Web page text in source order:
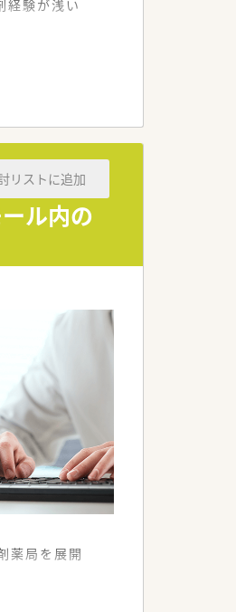
経験が浅い
ル内の
リストに追加
薬局を展開